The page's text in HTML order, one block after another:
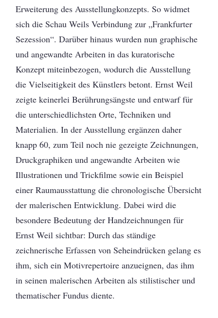
Erweiterung des Ausstellungkonzepts. So widmet
sich die Schau Weils Verbindung zur „Frankfurter
Sezession“. Darüber hinaus wurden nun graphische
und angewandte Arbeiten in das kuratorische
Konzept miteinbezogen, wodurch die Ausstellung
die Vielseitigkeit des Künstlers betont. Ernst Weil
zeigte keinerlei Berührungsängste und entwarf für
die unterschiedlichsten Orte, Techniken und
Materialien. In der Ausstellung ergänzen daher
knapp 60, zum Teil noch nie gezeigte Zeichnungen,
Druckgraphiken und angewandte Arbeiten wie
Illustrationen und Trickfilme sowie ein Beispiel
einer Raumausstattung die chronologische Übersicht
der malerischen Entwicklung. Dabei wird die
besondere Bedeutung der Handzeichnungen für
Ernst Weil sichtbar: Durch das ständige
zeichnerische Erfassen von Seheindrücken gelang es
ihm, sich ein Motivrepertoire anzueignen, das ihm
in seinen malerischen Arbeiten als stilistischer und
thematischer Fundus diente.